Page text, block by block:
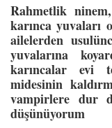
Rahmetlik
karınca yuvaları
ailelerden
yuvalarına
karıncalar evi
midesinin
vampirlere dur
düşünüyorum